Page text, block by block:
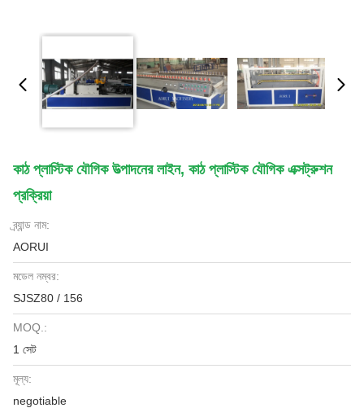
কাঠ প্লাস্টিক যৌগিক উত্পাদনের লাইন, কাঠ প্লাস্টিক যৌগিক এক্সট্রুশন
প্রক্রিয়া
ব্র্যান্ড নাম:
AORUI
মডেল নম্বর:
SJSZ80 / 156
MOQ.:
1 সেট
মূল্য:
negotiable